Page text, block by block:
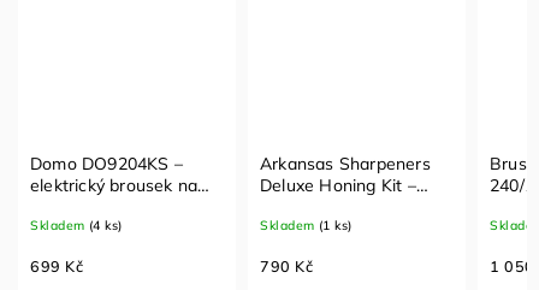
Domo DO9204KS –
elektrický brousek na
stříbrný
Skladem (4 ks)
699 Kč
Arkansas Sharpeners
Deluxe Honing Kit –
Skladem (1 ks)
790 Kč
Brusný
240/
vodní
Skladem
1 050 Kč